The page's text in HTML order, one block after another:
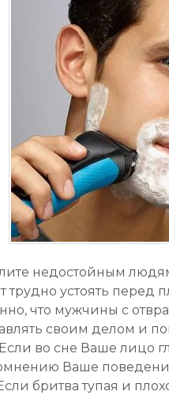
недостойным
устоять перед
что мужчины с
своим делом и
во сне Ваше лицо
Ваше
бритва тупая и